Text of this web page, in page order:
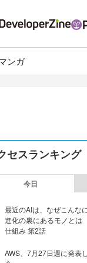
ンガ
セスランキング
今日
最近のAIは、なぜこんな
進化の裏にあるモノと
仕組み 第2話
AWS、7月27日週に発表